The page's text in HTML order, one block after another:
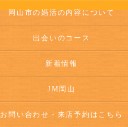
岡山市の婚活の内容について
出会いのコース
新着情報
JM岡山
お問い合わせ・来店予約はこちら